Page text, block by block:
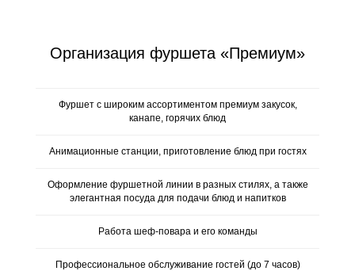
Организация фуршета «Премиум»
Фуршет с широким ассортиментом премиум закусок,
канапе, горячих блюд
Анимационные станции, приготовление блюд при гостях
Оформление фуршетной линии в разных стилях, а также
элегантная посуда для подачи блюд и напитков
Работа шеф-повара и его команды
Профессиональное обслуживание гостей (до 7 часов)